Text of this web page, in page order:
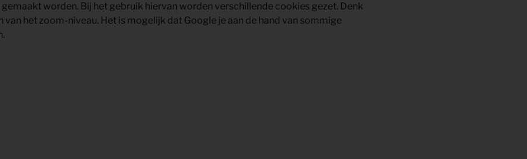
worden. Bij het gebruik hiervan worden verschillende cookies gezet. Denk
van het zoom-niveau. Het is mogelijk dat Google je aan de hand van sommige